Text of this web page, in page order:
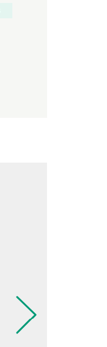
criterios sobre el
del descanso semanal
con un festivo